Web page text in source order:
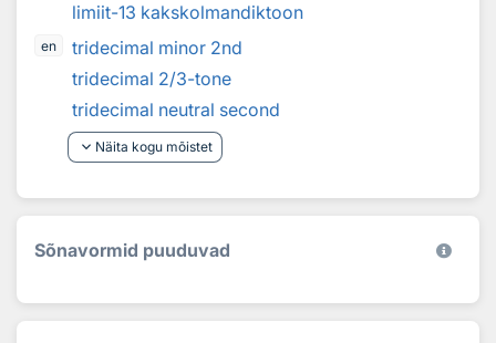
limiit-13 kakskolmandiktoon
en
tridecimal minor 2nd
tridecimal 2/3-tone
tridecimal neutral second
keyboard_arrow_down Näita kogu mõistet
Sõnavormid puuduvad